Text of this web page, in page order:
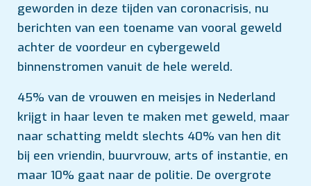
geworden in deze tijden van coronacrisis, nu
berichten van een toename van vooral geweld
achter de voordeur en cybergeweld
binnenstromen vanuit de hele wereld.
45% van de vrouwen en meisjes in Nederland
krijgt in haar leven te maken met geweld, maar
naar schatting meldt slechts 40% van hen dit
bij een vriendin, buurvrouw, arts of instantie, en
maar 10% gaat naar de politie. De overgrote